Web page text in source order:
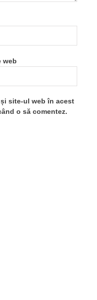
web
site-ul web în acest
o să comentez.